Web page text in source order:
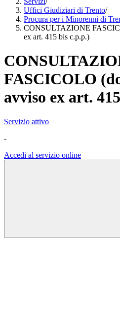
Uffici Giudiziari di Trento/
Procura per i Minorenni di
CONSULTAZIONE
ex art. 415 bis c.p.p.)
FASCICOLO
avviso ex art.
Servizio attivo
-
Accedi al servizio online